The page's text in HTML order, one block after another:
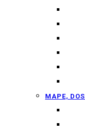
MAPE,